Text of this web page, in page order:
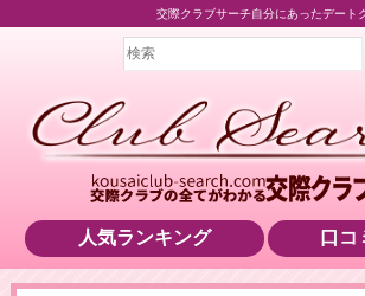
交際クラブサーチ自分にあったデート
人気ランキング 口コ